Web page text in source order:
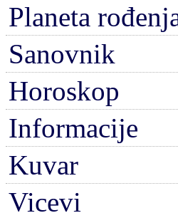
Planeta
Sanovnik
Horoskop
Informacije
Kuvar
Vicevi